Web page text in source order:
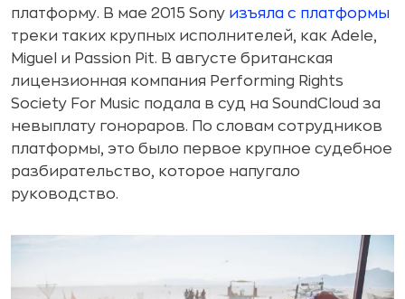
платформу. В мае 2015 Sony изъяла с платформы
треки таких крупных исполнителей, как Adele,
Miguel и Passion Pit. В августе британская
лицензионная компания Performing Rights
Society For Music подала в суд на SoundCloud за
невыплату гонораров. По словам сотрудников
платформы, это было первое крупное судебное
разбирательство, которое напугало
руководство.